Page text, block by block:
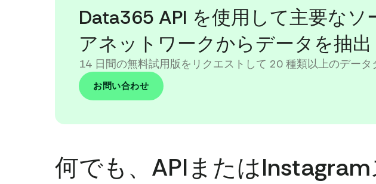
Data365 API を使用して主要なソ
アネットワークからデータを抽出
14 日間の無料試用版をリクエストして 20 種類以上のデー
お問い合わせ
何でも、APIまたは